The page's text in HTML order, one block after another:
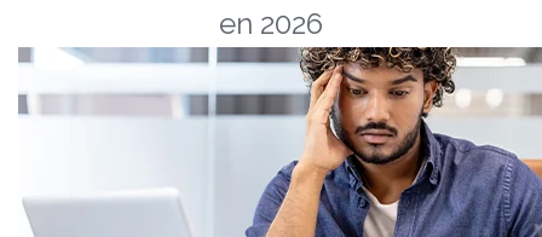
en 2026